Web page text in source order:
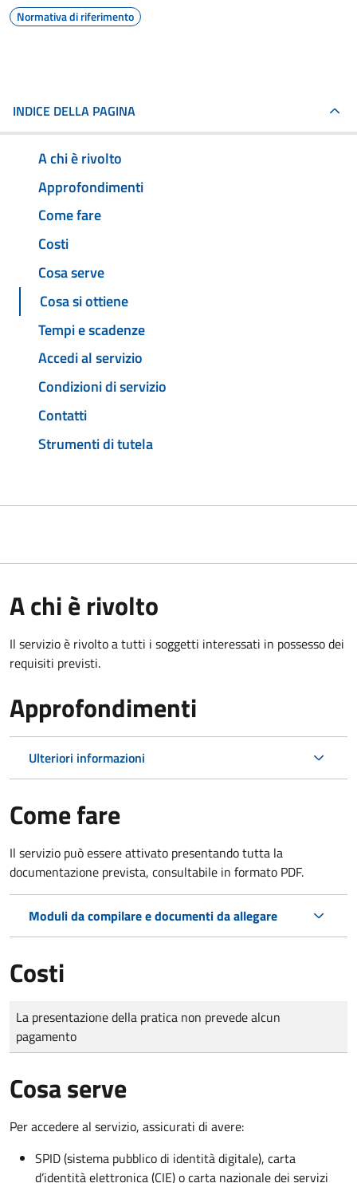
Normativa di riferimento
INDICE DELLA PAGINA
A chi è rivolto
Approfondimenti
Come fare
Costi
Cosa serve
Cosa si ottiene
Tempi e scadenze
Accedi al servizio
Condizioni di servizio
Contatti
Strumenti di tutela
A chi è rivolto
Il servizio è rivolto a tutti i soggetti interessati in possesso dei
requisiti previsti.
Approfondimenti
Ulteriori informazioni
Come fare
Il servizio può essere attivato presentando tutta la
documentazione prevista, consultabile in formato PDF.
Moduli da compilare e documenti da allegare
Costi
Tipo di pagamento
Importo
La presentazione della pratica non prevede alcun
pagamento
Cosa serve
Per accedere al servizio, assicurati di avere:
SPID (sistema pubblico di identità digitale), carta
d’identità elettronica (CIE) o carta nazionale dei servizi